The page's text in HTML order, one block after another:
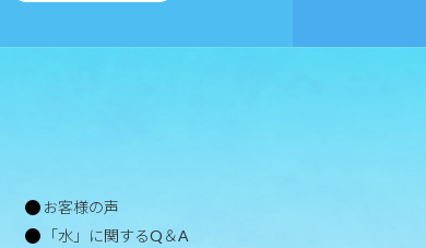
お客様の声
「水」に関するQ＆A